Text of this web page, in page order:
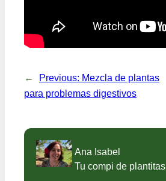
← Previous: Mezcla de plantas
para problemas digestivos
Ana Isabel
Tu compi de plantitas